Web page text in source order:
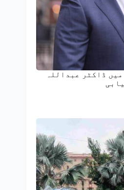
ڈاکٹر عبداللہ